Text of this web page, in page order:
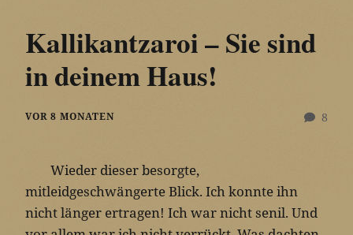
Kallikantzaroi – Sie sind
in deinem Haus!
8
VOR 8 MONATEN
Wieder dieser besorgte,
mitleidgeschwängerte Blick. Ich konnte ihn
nicht länger ertragen! Ich war nicht senil. Und